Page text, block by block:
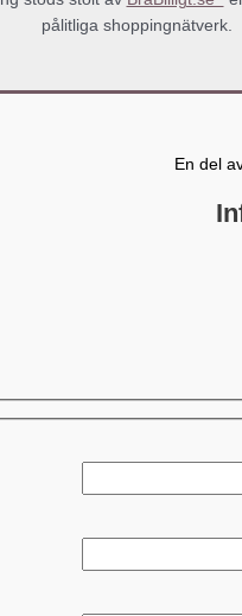
pålitliga shoppingnätverk.
En del